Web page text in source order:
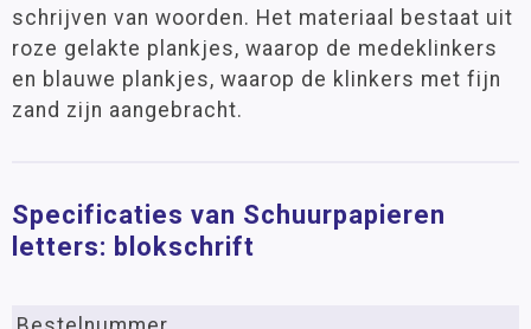
schrijven van woorden. Het materiaal bestaat uit
roze gelakte plankjes, waarop de medeklinkers
en blauwe plankjes, waarop de klinkers met fijn
zand zijn aangebracht.
Specificaties van Schuurpapieren
letters: blokschrift